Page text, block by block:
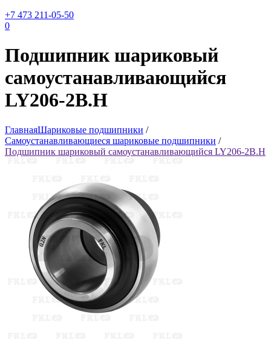
+7 473 211-05-50
0
Подшипник шариковый
самоустанавливающийся
LY206-2B.H
ГлавнаяШариковые подшипники /
Самоустанавливающиеся шариковые подшипники /
Подшипник шариковый самоустанавливающийся LY206-2B.H